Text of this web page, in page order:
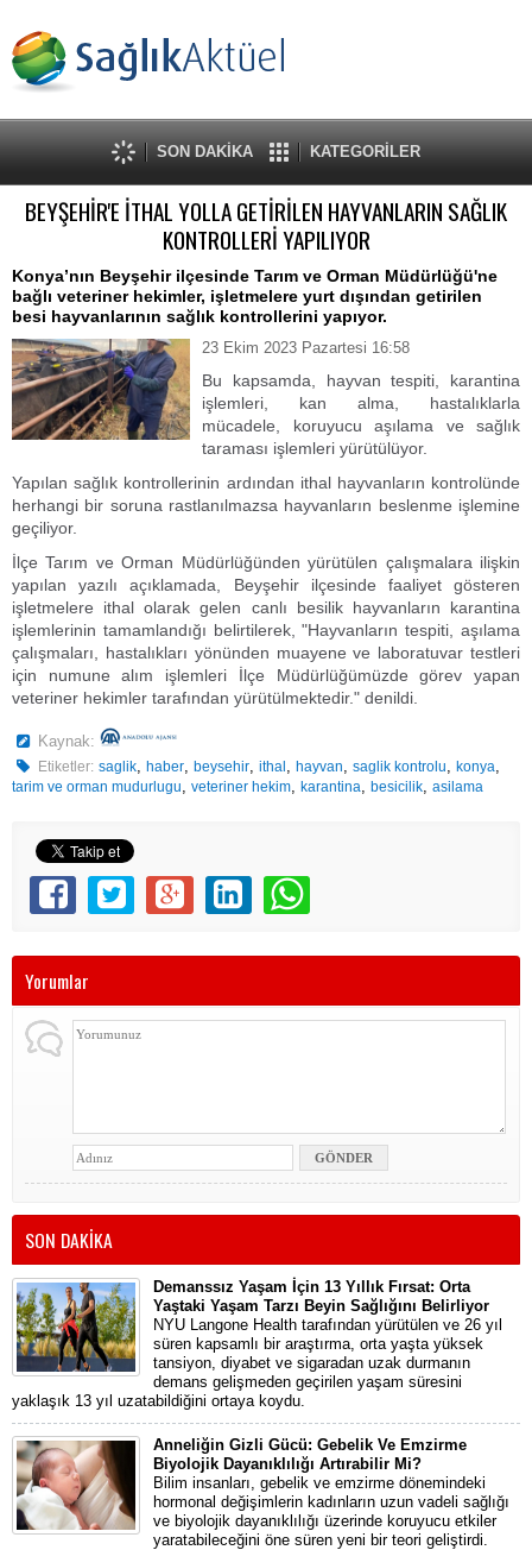
SON DAKİKA KATEGORİLER
BEYŞEHİR'E İTHAL YOLLA GETİRİLEN HAYVANLARIN SAĞLIK
KONTROLLERİ YAPILIYOR
Konya’nın Beyşehir ilçesinde Tarım ve Orman Müdürlüğü'ne
bağlı veteriner hekimler, işletmelere yurt dışından getirilen
besi hayvanlarının sağlık kontrollerini yapıyor.
23 Ekim 2023 Pazartesi 16:58
Bu kapsamda, hayvan tespiti, karantina
işlemleri, kan alma, hastalıklarla
mücadele, koruyucu aşılama ve sağlık
taraması işlemleri yürütülüyor.
Yapılan sağlık kontrollerinin ardından ithal hayvanların kontrolünde
herhangi bir soruna rastlanılmazsa hayvanların beslenme işlemine
geçiliyor.
İlçe Tarım ve Orman Müdürlüğünden yürütülen çalışmalara ilişkin
yapılan yazılı açıklamada, Beyşehir ilçesinde faaliyet gösteren
işletmelere ithal olarak gelen canlı besilik hayvanların karantina
işlemlerinin tamamlandığı belirtilerek, "Hayvanların tespiti, aşılama
çalışmaları, hastalıkları yönünden muayene ve laboratuvar testleri
için numune alım işlemleri İlçe Müdürlüğümüzde görev yapan
veteriner hekimler tarafından yürütülmektedir." denildi.
Kaynak:
Etiketler: saglik,haber,beysehir,ithal ,hayvan,saglik kontrolu,konya,
tarim ve orman mudurlugu, veteriner hekim, karantina, besicilik, asilama
Yorumlar
SON DAKİKA
Demanssız Yaşam İçin 13 Yıllık Fırsat: Orta
Yaştaki Yaşam Tarzı Beyin Sağlığını Belirliyor
NYU Langone Health tarafından yürütülen ve 26 yıl
süren kapsamlı bir araştırma, orta yaşta yüksek
tansiyon, diyabet ve sigaradan uzak durmanın
demans gelişmeden geçirilen yaşam süresini
yaklaşık 13 yıl uzatabildiğini ortaya koydu.
Anneliğin Gizli Gücü: Gebelik Ve Emzirme
Biyolojik Dayanıklılığı Artırabilir Mi?
Bilim insanları, gebelik ve emzirme dönemindeki
hormonal değişimlerin kadınların uzun vadeli sağlığı
ve biyolojik dayanıklılığı üzerinde koruyucu etkiler
yaratabileceğini öne süren yeni bir teori geliştirdi.